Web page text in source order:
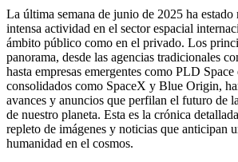
La última semana de junio de 2025 ha estado
intensa actividad en el sector espacial
ámbito público como en el privado. Los
panorama, desde las agencias tradicionales
hasta empresas emergentes como PLD Space
consolidados como SpaceX y Blue Origin,
avances y anuncios que perfilan el futuro de
de nuestro planeta. Esta es la crónica
repleto de imágenes y noticias que anticipan
humanidad en el cosmos.